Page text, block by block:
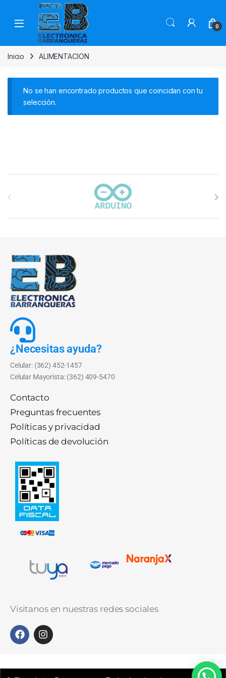
0
Inicio ALIMENTACION
No se han encontrado productos que coincidan con tu
selección.
Carrusel de marcas
¿Necesitas ayuda?
Celular: (362) 452-1457
Celular Mayorista: (362) 409-5470
Contacto
Preguntas frecuentes
Políticas y privacidad
Políticas de devolución
Visitanos en nuestras redes sociales